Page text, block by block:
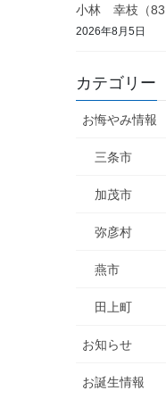
小林 幸枝（
2026年8月5日
カテゴリー
お悔やみ情報
三条市
加茂市
弥彦村
燕市
田上町
お知らせ
お誕生情報